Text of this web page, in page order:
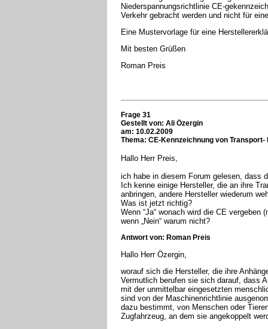
Niederspannungsrichtlinie CE-
Verkehr gebracht werden und nicht für
Eine Mustervorlage für eine
Mit besten Grüßen
Roman Preis
Frage 31
Gestellt von: Ali Özergin
am: 10.02.2009
Thema: CE-Kennzeichnung von
Hallo Herr Preis,
ich habe in diesem Forum gelesen, dass
Ich kenne einige Hersteller, die an ihre
anbringen, andere Hersteller wiederum
Was ist jetzt richtig?
Wenn “Ja“ wonach wird die CE
wenn „Nein“ warum nicht?
Antwort von: Roman Preis
Hallo Herr Özergin,
worauf sich die Hersteller, die ihre
Vermutlich berufen sie sich darauf, dass
mit der unmittelbar eingesetzten
sind von der Maschinenrichtlinie
dazu bestimmt, von Menschen oder
Zugfahrzeug, an dem sie angekoppelt